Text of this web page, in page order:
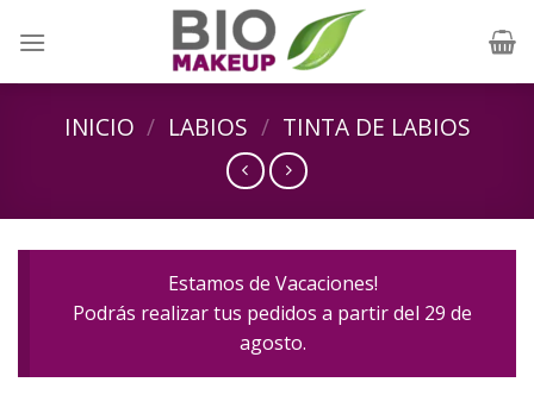
INICIO / LABIOS / TINTA DE LABIOS
Estamos de Vacaciones!
Podrás realizar tus pedidos a partir del 29 de
agosto.